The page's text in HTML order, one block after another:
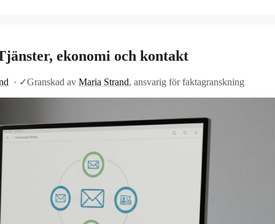
ekonomi och kontakt
· ✓Granskad av Maria Strand, ansvarig för faktagranskning